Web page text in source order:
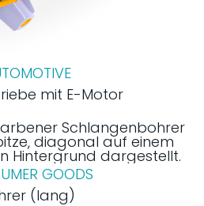
mit E-Motor
GOODS
(lang)